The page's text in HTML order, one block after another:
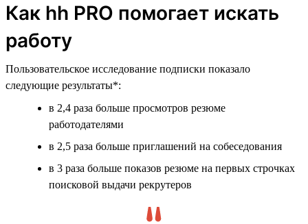
Как hh PRO помогает искать
работу
Пользовательское исследование подписки показало
следующие результаты*:
в 2,4 раза больше просмотров резюме
работодателями
в 2,5 раза больше приглашений на собеседования
в 3 раза больше показов резюме на первых строчках
поисковой выдачи рекрутеров